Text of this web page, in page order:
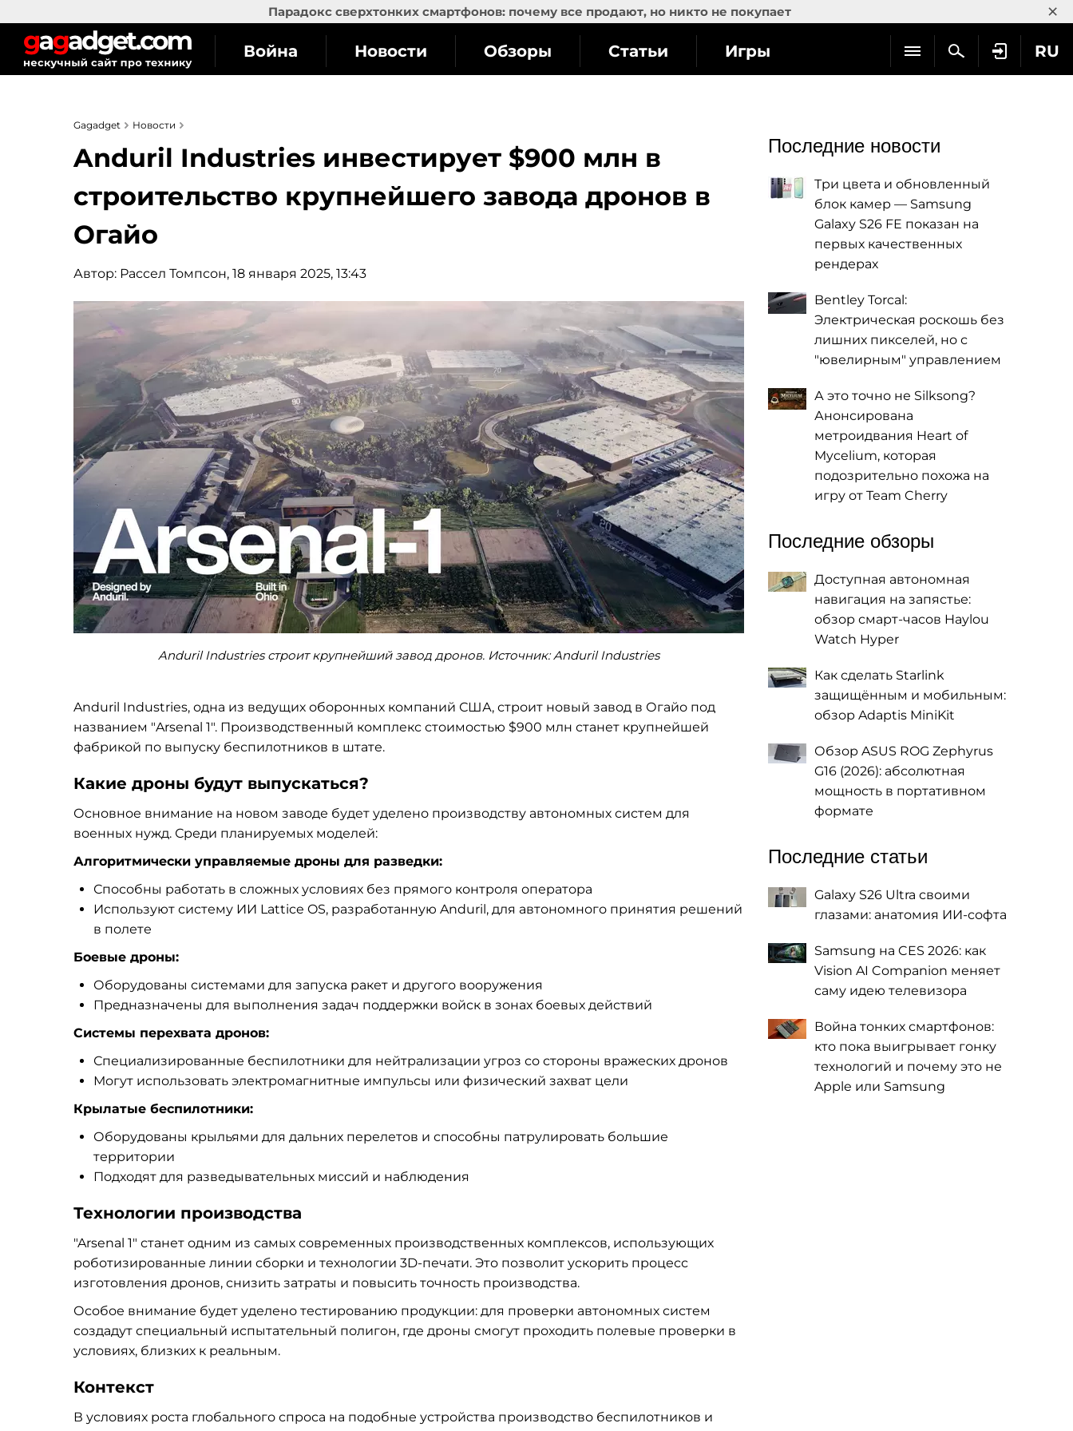
Парадокс сверхтонких смартфонов: почему все продают, но никто не покупает ×
RU
Война Новости Обзоры Статьи Игры
Gagadget Новости
Anduril Industries инвестирует $900 млн в
строительство крупнейшего завода дронов в
Огайо
Автор: Рассел Томпсон, 18 января 2025, 13:43
Anduril Industries строит крупнейший завод дронов. Источник: Anduril Industries
Anduril Industries, одна из ведущих оборонных компаний США, строит новый завод в Огайо под
названием "Arsenal 1". Производственный комплекс стоимостью $900 млн станет крупнейшей
фабрикой по выпуску беспилотников в штате.
Какие дроны будут выпускаться?
Основное внимание на новом заводе будет уделено производству автономных систем для
военных нужд. Среди планируемых моделей:
Алгоритмически управляемые дроны для разведки:
Способны работать в сложных условиях без прямого контроля оператора
Используют систему ИИ Lattice OS, разработанную Anduril, для автономного принятия решений
в полете
Боевые дроны:
Оборудованы системами для запуска ракет и другого вооружения
Предназначены для выполнения задач поддержки войск в зонах боевых действий
Системы перехвата дронов:
Специализированные беспилотники для нейтрализации угроз со стороны вражеских дронов
Могут использовать электромагнитные импульсы или физический захват цели
Крылатые беспилотники:
Оборудованы крыльями для дальних перелетов и способны патрулировать большие
территории
Подходят для разведывательных миссий и наблюдения
Технологии производства
"Arsenal 1" станет одним из самых современных производственных комплексов, использующих
роботизированные линии сборки и технологии 3D-печати. Это позволит ускорить процесс
изготовления дронов, снизить затраты и повысить точность производства.
Особое внимание будет уделено тестированию продукции: для проверки автономных систем
создадут специальный испытательный полигон, где дроны смогут проходить полевые проверки в
условиях, близких к реальным.
Контекст
В условиях роста глобального спроса на подобные устройства производство беспилотников и
Последние новости
Три цвета и обновленный
блок камер — Samsung
Galaxy S26 FE показан на
первых качественных
рендерах
Bentley Torcal:
Электрическая роскошь без
лишних пикселей, но с
"ювелирным" управлением
А это точно не Silksong?
Анонсирована
метроидвания Heart of
Mycelium, которая
подозрительно похожа на
игру от Team Cherry
Последние обзоры
Доступная автономная
навигация на запястье:
обзор смарт-часов Haylou
Watch Hyper
Как сделать Starlink
защищённым и мобильным:
обзор Adaptis MiniKit
Обзор ASUS ROG Zephyrus
G16 (2026): абсолютная
мощность в портативном
формате
Последние статьи
Galaxy S26 Ultra своими
глазами: анатомия ИИ-софта
Samsung на CES 2026: как
Vision AI Companion меняет
саму идею телевизора
Война тонких смартфонов:
кто пока выигрывает гонку
технологий и почему это не
Apple или Samsung